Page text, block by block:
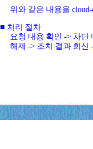
위와 같은 내용을
■ 처리 절차
요청 내용 확인 -> 차
해제 -> 조치 결과 회신